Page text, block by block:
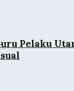
Pelaku